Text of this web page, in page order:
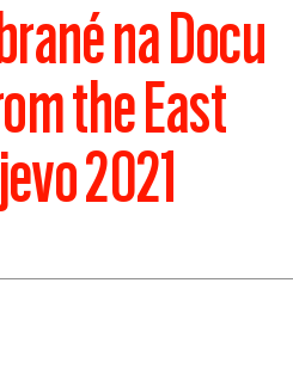
na Docu
the East
2021